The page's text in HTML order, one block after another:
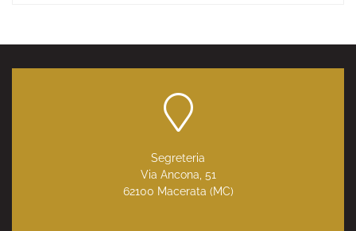
Segreteria
Via Ancona, 51
62100 Macerata (MC)